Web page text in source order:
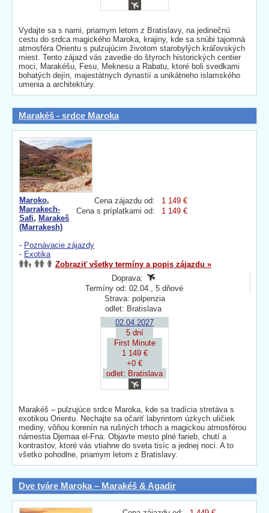
Vydajte sa s nami, priamym letom z Bratislavy, na jedinečnú
cestu do srdca magického Maroka, krajiny, kde sa snúbi tajomná
atmosféra Orientu s pulzujúcim životom starobylých kráľovských
miest. Tento zájazd vás zavedie do štyroch historických centier
moci, Marakéšu, Fesu, Meknesu a Rabatu, ktoré boli svedkami
bohatých dejín, majestátnych dynastií a unikátneho islamského
umenia a architektúry.
Marakéš - srdce Maroka
Cena zájazdu od:
1 149 €
Cena s príplatkami od:
1 149 €
Maroko,
Marrakech-
Safi, Marakeš
(Marrakesh)
- Poznávacie zájazdy
- Exotika
Zobraziť všetky termíny a popis zájazdu »
Doprava:
Termíny od: 02.04., 5 dňové
Strava: polpenzia
odlet: Bratislava
02.04.2027
5 dní
First Minute
1 149 €
+0 €
odlet: Bratislava
Marakéš – pulzujúce srdce Maroka, kde sa tradícia stretáva s
exotikou Orientu. Nechajte sa očariť labyrintom úzkych uličiek
mediny, vôňou korenín na rušných trhoch a magickou atmosférou
námestia Djemaa el-Fna. Objavte mesto plné farieb, chutí a
kontrastov, ktoré vás vtiahne do sveta tisíc a jednej noci. A to
všetko pohodlne, priamym letom z Bratislavy.
Dve tváre Maroka – Marakéš & Agadir